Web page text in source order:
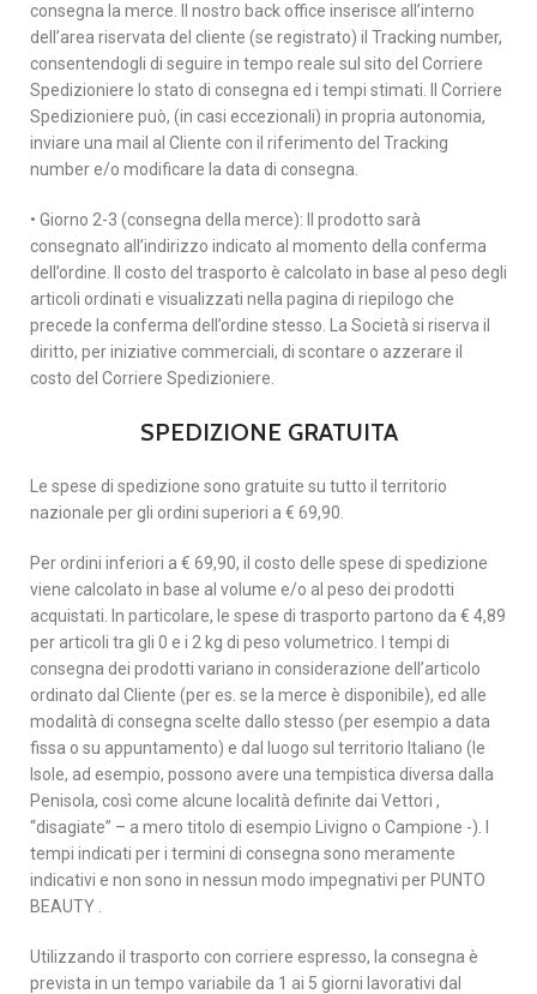
consegna la merce. Il nostro back office inserisce all’interno
dell’area riservata del cliente (se registrato) il Tracking number,
consentendogli di seguire in tempo reale sul sito del Corriere
Spedizioniere lo stato di consegna ed i tempi stimati. Il Corriere
Spedizioniere può, (in casi eccezionali) in propria autonomia,
inviare una mail al Cliente con il riferimento del Tracking
number e/o modificare la data di consegna.
• Giorno 2-3 (consegna della merce): Il prodotto sarà
consegnato all’indirizzo indicato al momento della conferma
dell’ordine. Il costo del trasporto è calcolato in base al peso degli
articoli ordinati e visualizzati nella pagina di riepilogo che
precede la conferma dell’ordine stesso. La Società si riserva il
diritto, per iniziative commerciali, di scontare o azzerare il
costo del Corriere Spedizioniere.
SPEDIZIONE GRATUITA
Le spese di spedizione sono gratuite su tutto il territorio
nazionale per gli ordini superiori a € 69,90.
Per ordini inferiori a € 69,90, il costo delle spese di spedizione
viene calcolato in base al volume e/o al peso dei prodotti
acquistati. In particolare, le spese di trasporto partono da € 4,89
per articoli tra gli 0 e i 2 kg di peso volumetrico. I tempi di
consegna dei prodotti variano in considerazione dell’articolo
ordinato dal Cliente (per es. se la merce è disponibile), ed alle
modalità di consegna scelte dallo stesso (per esempio a data
fissa o su appuntamento) e dal luogo sul territorio Italiano (le
Isole, ad esempio, possono avere una tempistica diversa dalla
Penisola, così come alcune località definite dai Vettori ,
“disagiate” – a mero titolo di esempio Livigno o Campione -). I
tempi indicati per i termini di consegna sono meramente
indicativi e non sono in nessun modo impegnativi per PUNTO
BEAUTY .
Utilizzando il trasporto con corriere espresso, la consegna è
prevista in un tempo variabile da 1 ai 5 giorni lavorativi dal